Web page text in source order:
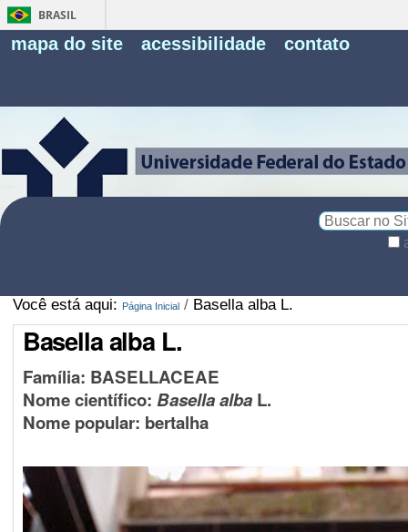
BRASIL
mapa do site acessibilidade contato
Você está aqui: Página Inicial / Basella alba L.
Basella alba L.
Família: BASELLACEAE
Nome científico: Basella alba L.
Nome popular: bertalha